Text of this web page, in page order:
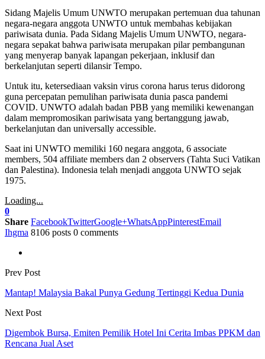
Sidang Majelis Umum UNWTO merupakan pertemuan dua tahunan
negara-negara anggota UNWTO untuk membahas kebijakan
pariwisata dunia. Pada Sidang Majelis Umum UNWTO, negara-
negara sepakat bahwa pariwisata merupakan pilar pembangunan
yang menyerap banyak lapangan pekerjaan, inklusif dan
berkelanjutan seperti dilansir Tempo.
Untuk itu, ketersediaan vaksin virus corona harus terus didorong
guna percepatan pemulihan pariwisata dunia pasca pandemi
COVID. UNWTO adalah badan PBB yang memiliki kewenangan
dalam mempromosikan pariwisata yang bertanggung jawab,
berkelanjutan dan universally accessible.
Saat ini UNWTO memiliki 160 negara anggota, 6 associate
members, 504 affiliate members dan 2 observers (Tahta Suci Vatikan
dan Palestina). Indonesia telah menjadi anggota UNWTO sejak
1975.
Loading...
0
Share FacebookTwitterGoogle+WhatsAppPinterestEmail
Ihgma 8106 posts 0 comments
Prev Post
Mantap! Malaysia Bakal Punya Gedung Tertinggi Kedua Dunia
Next Post
Digembok Bursa, Emiten Pemilik Hotel Ini Cerita Imbas PPKM dan
Rencana Jual Aset